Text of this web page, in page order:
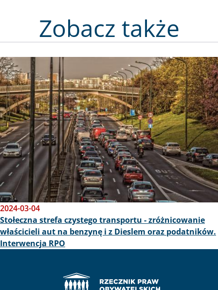
Zobacz także
Obraz
2024-03-04
Stołeczna strefa czystego transportu - zróżnicowanie
właścicieli aut na benzynę i z Dieslem oraz podatników.
Interwencja RPO